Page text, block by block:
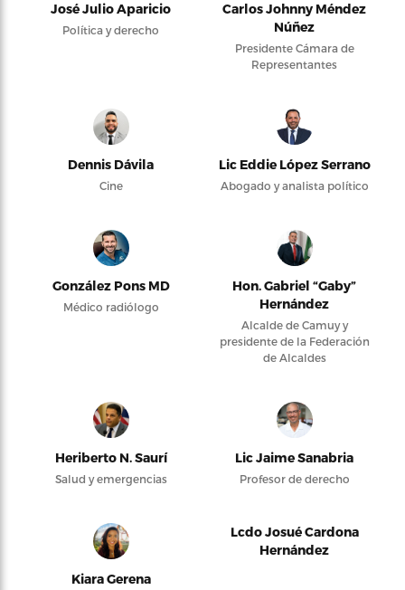
José Julio Aparicio
Política y derecho
Carlos Johnny Méndez
Núñez
Presidente Cámara de
Representantes
Dennis Dávila
Cine
Lic Eddie López Serrano
Abogado y analista político
González Pons MD
Médico radiólogo
Hon. Gabriel “Gaby”
Hernández
Alcalde de Camuy y
presidente de la Federación
de Alcaldes
Heriberto N. Saurí
Salud y emergencias
Lic Jaime Sanabria
Profesor de derecho
Kiara Gerena
Lcdo Josué Cardona
Hernández